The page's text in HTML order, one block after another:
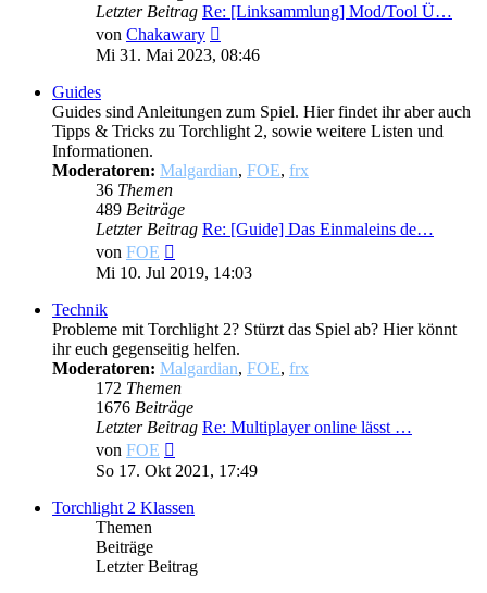
Letzter Beitrag Re: [Linksammlung] Mod/Tool Ü…
von Chakawary
Beitrag
Mi 31. Mai 2023, 08:46
Guides
Guides sind Anleitungen zum Spiel. Hier findet ihr aber auch
Tipps & Tricks zu Torchlight 2, sowie weitere Listen und
Informationen.
Moderatoren: Malgardian, FOE, frx
36 Themen
489 Beiträge
Letzter Beitrag Re: [Guide] Das Einmaleins de…
von FOE
Beitrag
Mi 10. Jul 2019, 14:03
Technik
Probleme mit Torchlight 2? Stürzt das Spiel ab? Hier könnt
ihr euch gegenseitig helfen.
Moderatoren: Malgardian, FOE, frx
172 Themen
1676 Beiträge
Letzter Beitrag Re: Multiplayer online lässt …
von FOE
Beitrag
So 17. Okt 2021, 17:49
Torchlight 2 Klassen
Themen
Beiträge
Letzter Beitrag